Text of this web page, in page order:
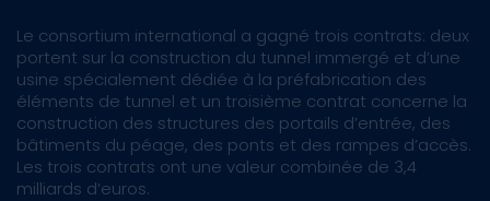
Le consortium international a gagné trois contrats: deux
portent sur la construction du tunnel immergé et d’une
usine spécialement dédiée à la préfabrication des
éléments de tunnel et un troisième contrat concerne la
construction des structures des portails d’entrée, des
bâtiments du péage, des ponts et des rampes d’accès.
Les trois contrats ont une valeur combinée de 3,4
milliards d’euros.